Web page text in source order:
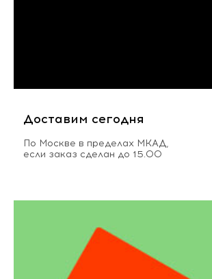
Доставим сегодня
По Москве в пределах МКАД,
если заказ сделан до 15.00